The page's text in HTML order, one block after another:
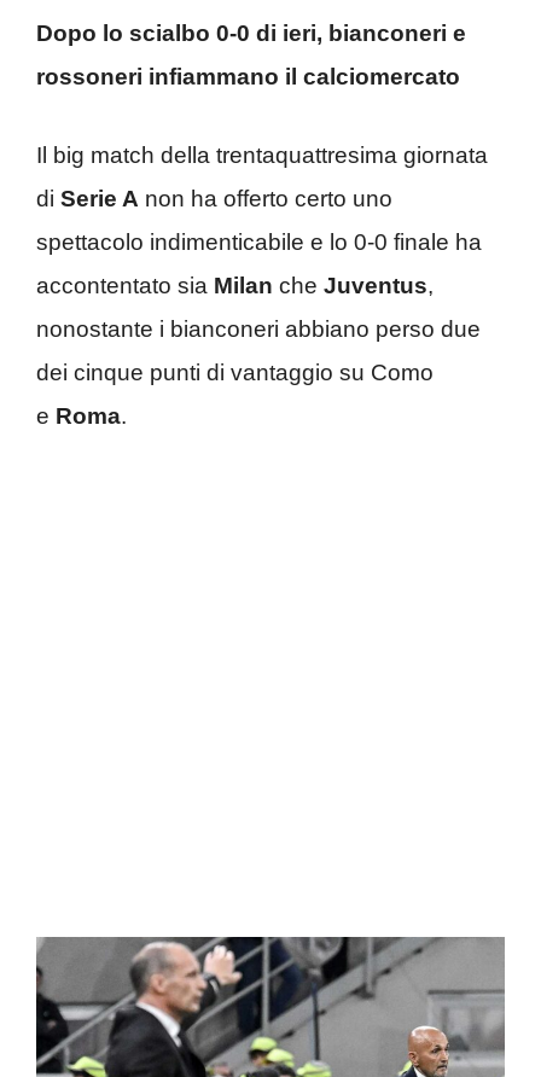
Dopo lo scialbo 0-0 di ieri, bianconeri e
rossoneri infiammano il calciomercato
Il big match della trentaquattresima giornata
di Serie A non ha offerto certo uno
spettacolo indimenticabile e lo 0-0 finale ha
accontentato sia Milan che Juventus,
nonostante i bianconeri abbiano perso due
dei cinque punti di vantaggio su Como
e Roma.